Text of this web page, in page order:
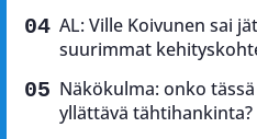
AL: Ville Koivunen sai
suurimmat
Näkökulma: onko
yllättävä tähtihankinta?